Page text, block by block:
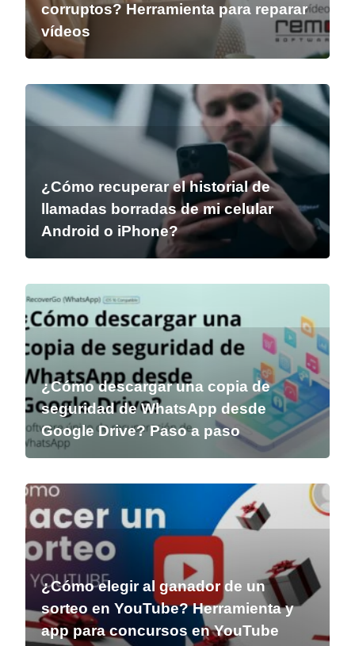
corruptos? Herramienta para reparar
vídeos
¿Cómo recuperar el historial de
llamadas borradas de mi celular
Android o iPhone?
¿Cómo descargar una copia de
seguridad de WhatsApp desde
Google Drive? Paso a paso
¿Cómo elegir al ganador de un
sorteo en YouTube? Herramienta y
app para concursos en YouTube